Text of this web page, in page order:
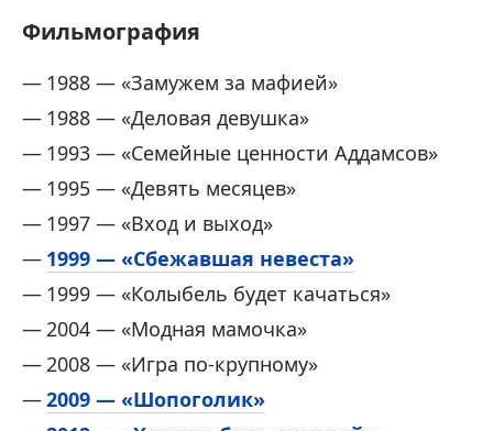
Фильмография
1988 — «Замужем за мафией»
1988 — «Деловая девушка»
1993 — «Семейные ценности Аддамсов»
1995 — «Девять месяцев»
1997 — «Вход и выход»
1999 — «Сбежавшая невеста»
1999 — «Колыбель будет качаться»
2004 — «Модная мамочка»
2008 — «Игра по-крупному»
2009 — «Шопоголик»